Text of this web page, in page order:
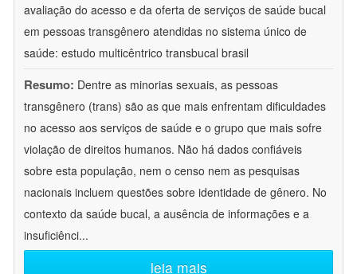
avaliação do acesso e da oferta de serviços de saúde bucal
em pessoas transgênero atendidas no sistema único de
saúde: estudo multicêntrico transbucal brasil
Resumo: Dentre as minorias sexuais, as pessoas
transgênero (trans) são as que mais enfrentam dificuldades
no acesso aos serviços de saúde e o grupo que mais sofre
violação de direitos humanos. Não há dados confiáveis
sobre esta população, nem o censo nem as pesquisas
nacionais incluem questões sobre identidade de gênero. No
contexto da saúde bucal, a ausência de informações e a
insuficiênci...
leia mais